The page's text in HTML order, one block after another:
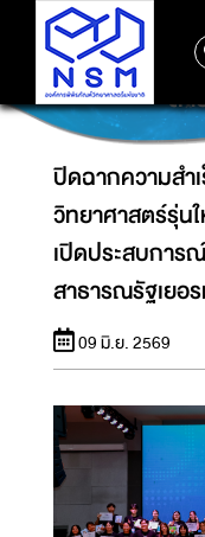
ปิดฉากความสำ
วิทยาศาสตร์รุ่น
ประสบการณ์
สา
ปิดฉากความสำ
วิทยาศาสตร์รุ่น
เปิดประสบกา
สาธารณรัฐเยอ
09 มิ.ย. 2569